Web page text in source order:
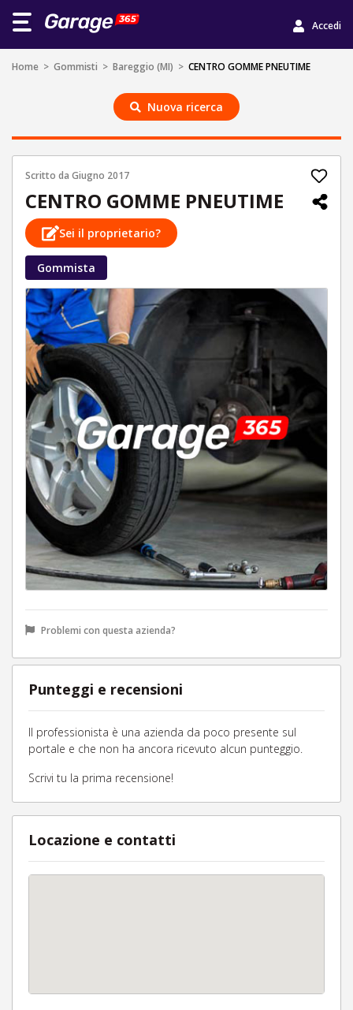
Accedi
Home > Gommisti > Bareggio (MI) > CENTRO GOMME PNEUTIME
Nuova ricerca
Scritto da Giugno 2017
CENTRO GOMME PNEUTIME
Sei il proprietario?
Gommista
Problemi con questa azienda?
Punteggi e recensioni
Il professionista è una azienda da poco presente sul
portale e che non ha ancora ricevuto alcun punteggio.
Scrivi tu la prima recensione!
Locazione e contatti